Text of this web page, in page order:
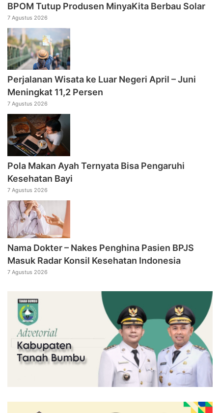
BPOM Tutup Produsen MinyaKita Berbau Solar
7 Agustus 2026
Perjalanan Wisata ke Luar Negeri April – Juni
Meningkat 11,2 Persen
7 Agustus 2026
Pola Makan Ayah Ternyata Bisa Pengaruhi
Kesehatan Bayi
7 Agustus 2026
Nama Dokter – Nakes Penghina Pasien BPJS
Masuk Radar Konsil Kesehatan Indonesia
7 Agustus 2026